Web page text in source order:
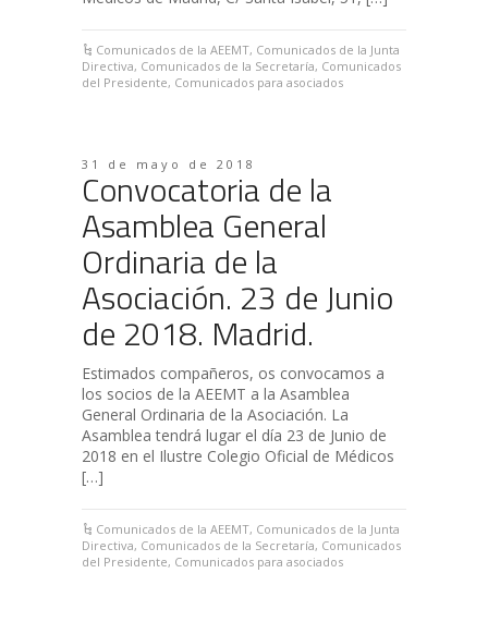
Comunicados de la AEEMT, Comunicados de la Junta
Directiva, Comunicados de la Secretaría, Comunicados
del Presidente, Comunicados para asociados
31 de mayo de 2018
Convocatoria de la
Asamblea General
Ordinaria de la
Asociación. 23 de Junio
de 2018. Madrid.
Estimados compañeros, os convocamos a
los socios de la AEEMT a la Asamblea
General Ordinaria de la Asociación. La
Asamblea tendrá lugar el día 23 de Junio de
2018 en el Ilustre Colegio Oficial de Médicos
[…]
Comunicados de la AEEMT, Comunicados de la Junta
Directiva, Comunicados de la Secretaría, Comunicados
del Presidente, Comunicados para asociados